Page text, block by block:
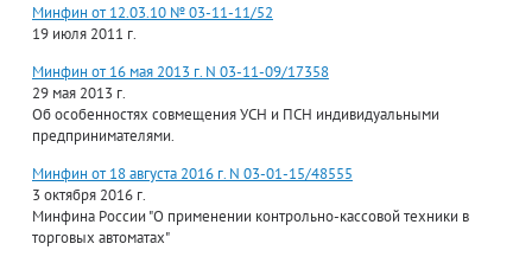
Минфин от 12.03.10 № 03-11-11/52
19 июля 2011 г.
Минфин от 16 мая 2013 г. N 03-11-09/17358
29 мая 2013 г.
Об особенностях совмещения УСН и ПСН индивидуальными
предпринимателями.
Минфин от 18 августа 2016 г. N 03-01-15/48555
3 октября 2016 г.
Минфина России "О применении контрольно-кассовой техники в
торговых автоматах"